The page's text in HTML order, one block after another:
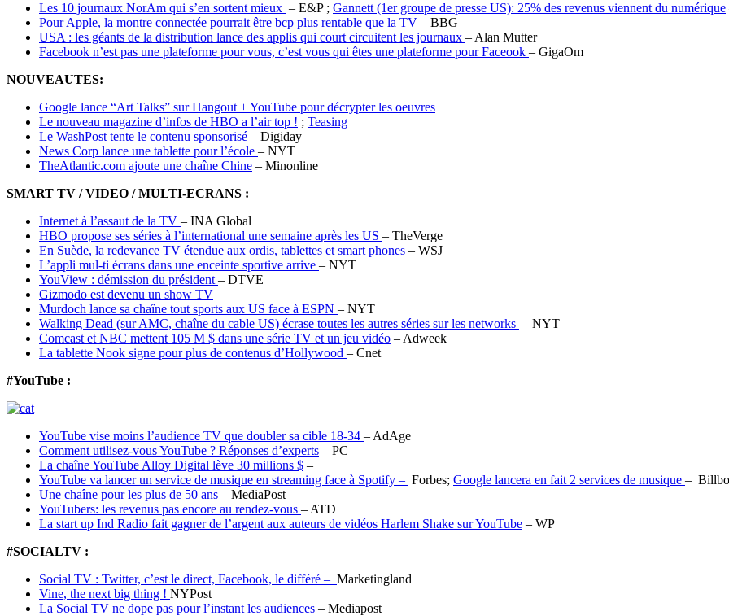
Les 10 journaux NorAm qui s’en sortent mieux – E&P ; Gannett (1er groupe de presse US): 25% des revenus viennent du numérique
Pour Apple, la montre connectée pourrait être bcp plus rentable que la TV – BBG
USA : les géants de la distribution lance des applis qui court circuitent les journaux – Alan Mutter
Facebook n’est pas une plateforme pour vous, c’est vous qui êtes une plateforme pour Faceook – GigaOm
NOUVEAUTES:
Google lance “Art Talks” sur Hangout + YouTube pour décrypter les oeuvres
Le nouveau magazine d’infos de HBO a l’air top ! ; Teasing
Le WashPost tente le contenu sponsorisé – Digiday
News Corp lance une tablette pour l’école – NYT
TheAtlantic.com ajoute une chaîne Chine – Minonline
SMART TV / VIDEO / MULTI-ECRANS :
Internet à l’assaut de la TV – INA Global
HBO propose ses séries à l’international une semaine après les US – TheVerge
En Suède, la redevance TV étendue aux ordis, tablettes et smart phones – WSJ
L’appli mul-ti écrans dans une enceinte sportive arrive – NYT
YouView : démission du président – DTVE
Gizmodo est devenu un show TV
Murdoch lance sa chaîne tout sports aux US face à ESPN – NYT
Walking Dead (sur AMC, chaîne du cable US) écrase toutes les autres séries sur les networks – NYT
Comcast et NBC mettent 105 M $ dans une série TV et un jeu vidéo – Adweek
La tablette Nook signe pour plus de contenus d’Hollywood – Cnet
#YouTube :
YouTube vise moins l’audience TV que doubler sa cible 18-34 – AdAge
Comment utilisez-vous YouTube ? Réponses d’experts – PC
La chaîne YouTube Alloy Digital lève 30 millions $ –
YouTube va lancer un service de musique en streaming face à Spotify – Forbes; Google lancera en fait 2 services de musique –
Une chaîne pour les plus de 50 ans – MediaPost
YouTubers: les revenus pas encore au rendez-vous – ATD
La start up Ind Radio fait gagner de l’argent aux auteurs de vidéos Harlem Shake sur YouTube – WP
#SOCIALTV :
Social TV : Twitter, c’est le direct, Facebook, le différé – Marketingland
Vine, the next big thing ! NYPost
La Social TV ne dope pas pour l’instant les audiences – Mediapost